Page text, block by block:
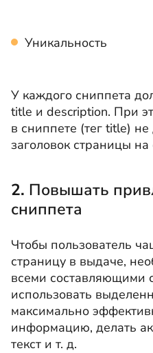
Уникальность
У каждого сниппета
title и description. При
в сниппете (тег title)
заголовок страницы на
2. Повышать
сниппета
Чтобы пользователь
страницу в выдаче,
всеми составляющими
использовать
максимально
информацию, делать
текст и т. д.